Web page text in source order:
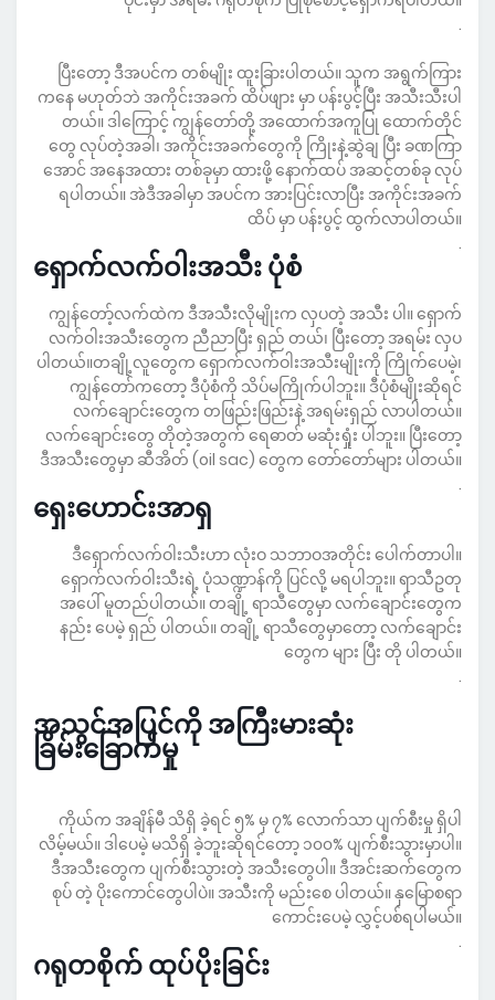
.
ပြီးတော့ ဒီအပင်က တစ်မျိုး ထူးခြားပါတယ်။ သူက အရွက်ကြား
ကနေ မဟုတ်ဘဲ အကိုင်းအခက် ထိပ်ဖျား မှာ ပန်းပွင့်ပြီး အသီးသီးပါ
တယ်။ ဒါကြောင့် ကျွန်တော်တို့ အထောက်အကူပြု ထောက်တိုင်
တွေ လုပ်တဲ့အခါ၊ အကိုင်းအခက်တွေကို ကြိုးနဲ့ဆွဲချ ပြီး ခဏကြာ
အောင် အနေအထား တစ်ခုမှာ ထားဖို့ နောက်ထပ် အဆင့်တစ်ခု လုပ်
ရပါတယ်။ အဲဒီအခါမှာ အပင်က အားပြင်းလာပြီး အကိုင်းအခက်
ထိပ် မှာ ပန်းပွင့် ထွက်လာပါတယ်။
.
ရှောက်လက်ဝါးအသီး ပုံစံ
ကျွန်တော့်လက်ထဲက ဒီအသီးလိုမျိုးက လှပတဲ့ အသီး ပါ။ ရှောက်
လက်ဝါးအသီးတွေက ညီညာပြီး ရှည် တယ်၊ ပြီးတော့ အရမ်း လှပ
ပါတယ်။တချို့လူတွေက ရှောက်လက်ဝါးအသီးမျိုးကို ကြိုက်ပေမဲ့၊
ကျွန်တော်ကတော့ ဒီပုံစံကို သိပ်မကြိုက်ပါဘူး။ ဒီပုံစံမျိုးဆိုရင်
လက်ချောင်းတွေက တဖြည်းဖြည်းနဲ့ အရမ်းရှည် လာပါတယ်။
လက်ချောင်းတွေ တိုတဲ့အတွက် ရေဓာတ် မဆုံးရှုံး ပါဘူး။ ပြီးတော့
ဒီအသီးတွေမှာ ဆီအိတ် (oil sac) တွေက တော်တော်များ ပါတယ်။
.
ရှေးဟောင်းအာရှ
ဒီရှောက်လက်ဝါးသီးဟာ လုံးဝ သဘာဝအတိုင်း ပေါက်တာပါ။
ရှောက်လက်ဝါးသီးရဲ့ ပုံသဏ္ဍာန်ကို ပြင်လို့ မရပါဘူး။ ရာသီဥတု
အပေါ် မူတည်ပါတယ်။ တချို့ ရာသီတွေမှာ လက်ချောင်းတွေက
နည်း ပေမဲ့ ရှည် ပါတယ်။ တချို့ ရာသီတွေမှာတော့ လက်ချောင်း
တွေက များ ပြီး တို ပါတယ်။
.
အသွင်အပြင်ကို အကြီးမားဆုံး
ခြိမ်းခြောက်မှု
ကိုယ်က အချိန်မီ သိရှိ ခဲ့ရင် ၅% မှ ၇% လောက်သာ ပျက်စီးမှု ရှိပါ
လိမ့်မယ်။ ဒါပေမဲ့ မသိရှိ ခဲ့ဘူးဆိုရင်တော့ ၁၀၀% ပျက်စီးသွားမှာပါ။
ဒီအသီးတွေက ပျက်စီးသွားတဲ့ အသီးတွေပါ။ ဒီအင်းဆက်တွေက
စုပ် တဲ့ ပိုးကောင်တွေပါပဲ။ အသီးကို မည်းစေ ပါတယ်။ နှမြောစရာ
ကောင်းပေမဲ့ လွှင့်ပစ်ရပါမယ်။
.
ဂရုတစိုက် ထုပ်ပိုးခြင်း